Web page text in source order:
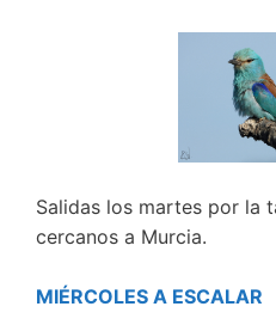
Salidas los martes por la
cercanos a Murcia.
MIÉRCOLES A ESCALAR